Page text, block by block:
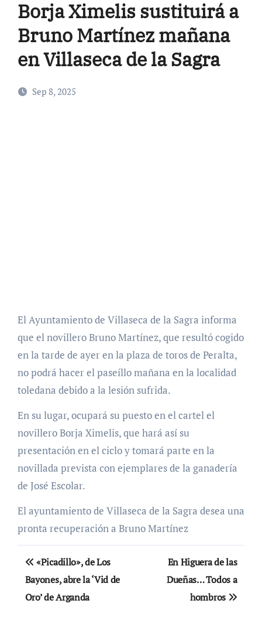
Borja Ximelis sustituirá a
Bruno Martínez mañana
en Villaseca de la Sagra
Sep 8, 2025
El Ayuntamiento de Villaseca de la Sagra informa
que el novillero Bruno Martínez, que resultó cogido
en la tarde de ayer en la plaza de toros de Peralta,
no podrá hacer el paseíllo mañana en la localidad
toledana debido a la lesión sufrida.
En su lugar, ocupará su puesto en el cartel el
novillero Borja Ximelis, que hará así su
presentación en el ciclo y tomará parte en la
novillada prevista con ejemplares de la ganadería
de José Escolar.
El ayuntamiento de Villaseca de la Sagra desea una
pronta recuperación a Bruno Martínez
Navegación
de
entradas
«Picadillo», de Los
Bayones, abre la ‘Vid de
Oro’ de Arganda
En Higuera de las
Dueñas… Todos a
hombros